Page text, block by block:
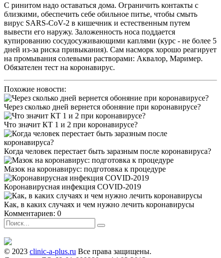
С ринитом надо оставаться дома. Ограничить контакты с
близкими, обеспечить себе обильное питье, чтобы смыть
вирус SARS-CoV-2 в кишечник и естественным путем
вывести его наружу. Заложенность носа поддается
купированию сосудосуживающими каплями (курс - не более 5
дней из-за риска привыкания). Сам насморк хорошо реагирует
на промывания солевыми растворами: Аквалор, Маример.
Обязателен тест на коронавирус.
Похожие новости:
Через сколько дней вернется обоняние при коронавирусе?
Что значит КТ 1 и 2 при коронавирусе?
Когда человек перестает быть заразным после коронавируса?
Мазок на коронавирус: подготовка к процедуре
Коронавирусная инфекция COVID-2019
Как, в каких случаях и чем нужно лечить коронавирусы
Комментариев: 0
© 2023 clinic-a-plus.ru Все права защищены.